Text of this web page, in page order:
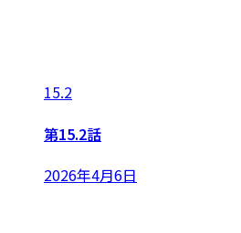
15.2
第15.2話
2026年4月6日